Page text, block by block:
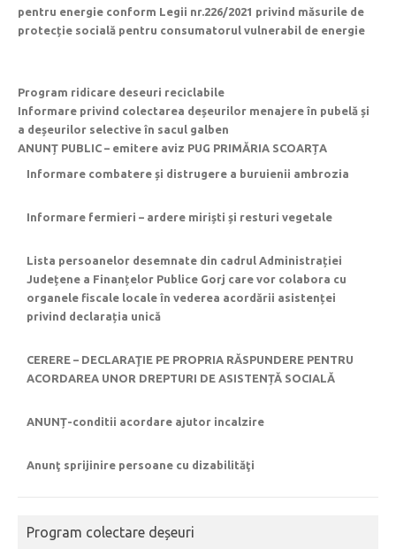
pentru energie conform Legii nr.226/2021 privind măsurile de
protecție socială pentru consumatorul vulnerabil de energie
Program ridicare deseuri reciclabile
Informare privind colectarea deșeurilor menajere în pubelă și
a deșeurilor selective în sacul galben
ANUNȚ PUBLIC – emitere aviz PUG PRIMĂRIA SCOARȚA
Informare combatere și distrugere a buruienii ambrozia
Informare fermieri – ardere miriști și resturi vegetale
Lista persoanelor desemnate din cadrul Administrației
Județene a Finanțelor Publice Gorj care vor colabora cu
organele fiscale locale în vederea acordării asistenței
privind declarația unică
CERERE – DECLARAŢIE PE PROPRIA RĂSPUNDERE PENTRU
ACORDAREA UNOR DREPTURI DE ASISTENȚĂ SOCIALĂ
ANUNȚ-conditii acordare ajutor incalzire
Anunţ sprijinire persoane cu dizabilităţi
Program colectare deșeuri